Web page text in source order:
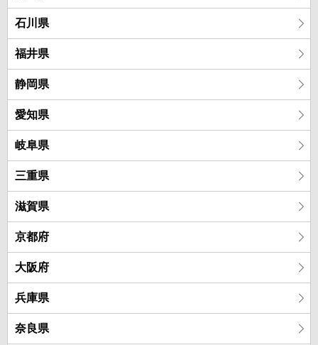
石川県
福井県
静岡県
愛知県
岐阜県
三重県
滋賀県
京都府
大阪府
兵庫県
奈良県